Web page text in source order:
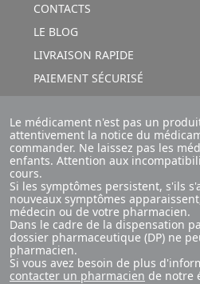
CONTACTS
LE BLOG
LIVRAISON RAPIDE
PAIEMENT SÉCURISÉ
Le médicament n'est pas un
attentivement la notice du
commander. Ne laissez pas les
enfants. Attention aux
cours.
Si les symptômes persistent, s'ils
nouveaux symptômes
médecin ou de votre pharmacien.
Dans le cadre de la dispensation
dossier pharmaceutique (DP) ne
pharmacien.
Si vous avez besoin de plus
contacter un pharmacien de notre